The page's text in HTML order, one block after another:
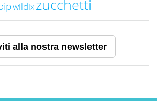
wildixzucchetti
alla nostra newsletter